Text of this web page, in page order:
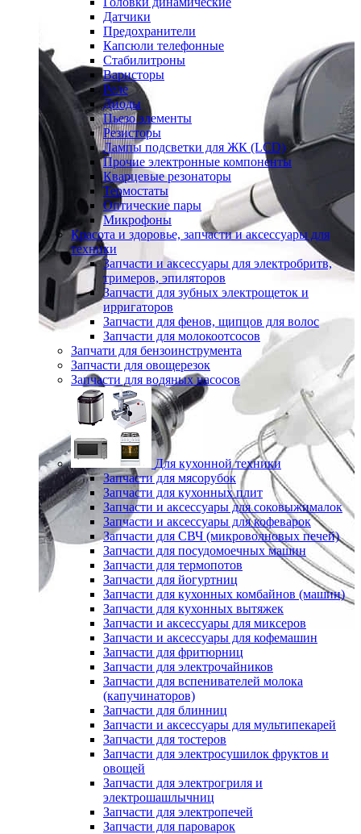
Датчики
Предохранители
Капсюли телефонные
Стабилитроны
Варисторы
Реле
Диоды
Пьезо элементы
Резисторы
Лампы подсветки для ЖК (LCD)
Прочие электронные компоненты
Кварцевые резонаторы
Термостаты
Оптические пары
Микрофоны
Красота и здоровье, запчасти и аксессуары для
техники
Запчасти и аксессуары для электробритв,
тримеров, эпиляторов
Запчасти для зубных электрощеток и
ирригаторов
Запчасти для фенов, щипцов для волос
Запчасти для молокоотсосов
Запчати для бензоинструмента
Запчасти для овощерезок
Запчасти для водяных насосов
Для кухонной техники
Запчасти для мясорубок
Запчасти для кухонных плит
Запчасти и аксессуары для соковыжималок
Запчасти и аксессуары для кофеварок
Запчасти для СВЧ (микроволновых печей)
Запчасти для посудомоечных машин
Запчасти для термопотов
Запчасти для йогуртниц
Запчасти для кухонных комбайнов (машин)
Запчасти для кухонных вытяжек
Запчасти и аксессуары для миксеров
Запчасти и аксессуары для кофемашин
Запчасти для фритюрниц
Запчасти для электрочайников
Запчасти для вспенивателей молока
(капучинаторов)
Запчасти для блинниц
Запчасти и аксессуары для мультипекарей
Запчасти для тостеров
Запчасти для электросушилок фруктов и
овощей
Запчасти для электрогриля и
электрошашлычниц
Запчасти для электропечей
Запчасти для пароварок